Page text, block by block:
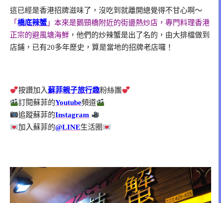
這已經是香港招牌滋味了，沒吃到就離開總覺得不甘心啊～
「 橋底辣蟹 」本來是鵝頸橋附近的街邊熱炒店，專門料理香港
正宗的避風塘海鮮 ，他們的炒辣蟹是出了名的，由大排檔做到
店鋪，已有20多年歷史，算是當地的招牌老店囉！
按讚加入蘇菲親子旅行趣粉絲團
訂閱蘇菲的Youtube頻道
追蹤蘇菲的Instagram
加入蘇菲的@LINE生活圈